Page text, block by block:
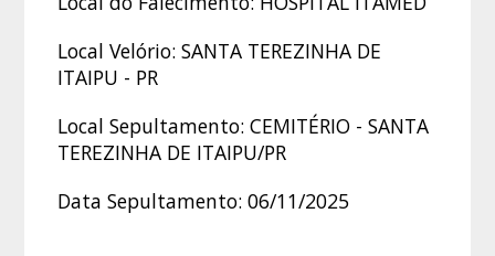
Local Velório: SANTA TEREZINHA DE
ITAIPU - PR
Local Sepultamento: CEMITÉRIO - SANTA
TEREZINHA DE ITAIPU/PR
Data Sepultamento: 06/11/2025